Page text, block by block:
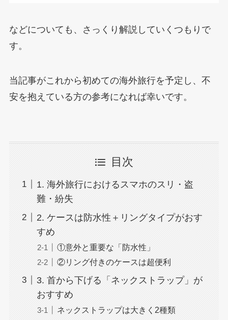
などについても、さっくり解説していくつもりで
す。
当記事がこれから初めての海外旅行を予定し、不
安を抱えている方の参考になれば幸いです。
目次
1. 海外旅行におけるスマホのスリ・盗
難・紛失
2. ケースは防水性＋リングタイプがおす
すめ
①意外と重要な「防水性」
②リング付きのケースは超便利
3. 首から下げる「ネックストラップ」が
おすすめ
ネックストラップは大きく2種類